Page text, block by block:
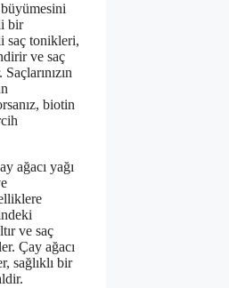
bir
saç tonikleri,
ve saç
biotin
ağacı yağı
ve saç
Çay ağacı
sağlıklı bir